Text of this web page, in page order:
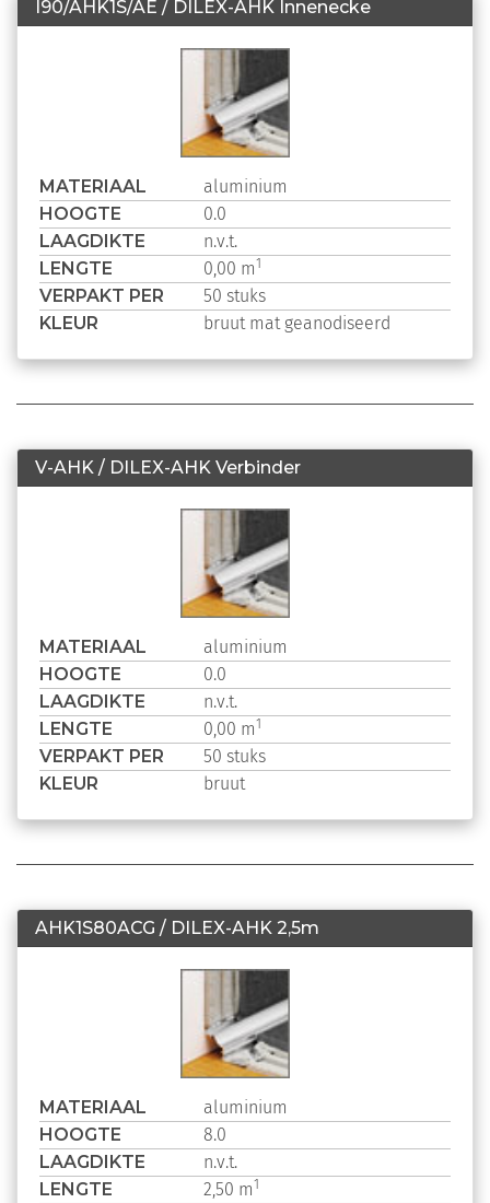
I90/AHK1S/AE / DILEX-AHK Innenecke
MATERIAAL aluminium
HOOGTE 0.0
LAAGDIKTE n.v.t.
LENGTE 0,00 m1
VERPAKT PER 50 stuks
KLEUR bruut mat geanodiseerd
V-AHK / DILEX-AHK Verbinder
MATERIAAL aluminium
HOOGTE 0.0
LAAGDIKTE n.v.t.
LENGTE 0,00 m1
VERPAKT PER 50 stuks
KLEUR bruut
AHK1S80ACG / DILEX-AHK 2,5m
MATERIAAL aluminium
HOOGTE 8.0
LAAGDIKTE n.v.t.
LENGTE 2,50 m1